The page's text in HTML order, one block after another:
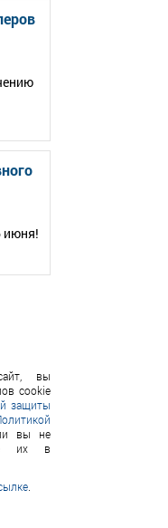
июня!
вы
cookie
защиты
вы не
их в